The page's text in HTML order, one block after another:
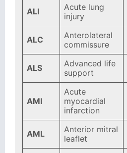
ALI
Acute lung
injury
ALC
Anterolateral
commissure
ALS
Advanced life
support
AMI
Acute
myocardial
infarction
AML
Anterior mitral
leaflet